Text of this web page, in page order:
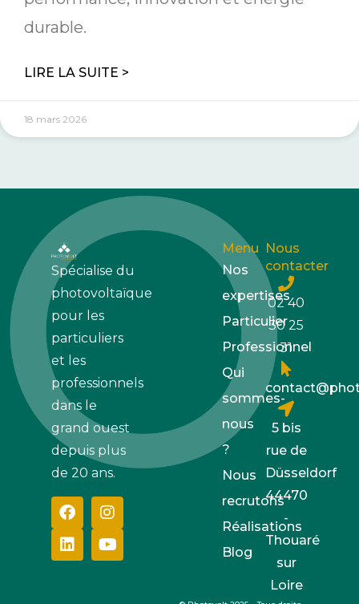
durable.
LIRE LA SUITE >
18 mars 2026
Spécialise du
photovoltaïque
pour les
particuliers
et les
professionnels
dans le
grand ouest
depuis plus
de 20 ans.
Menu
Nos
expertises
Particulier
Professionnel
Qui
sommes-
nous
?
Nous
recrutons
Réalisations
Blog
Nous
contacter
02 40
30 25
31
5 bis
rue de
Düsseldorf
44470
-
Thouaré
sur
Loire